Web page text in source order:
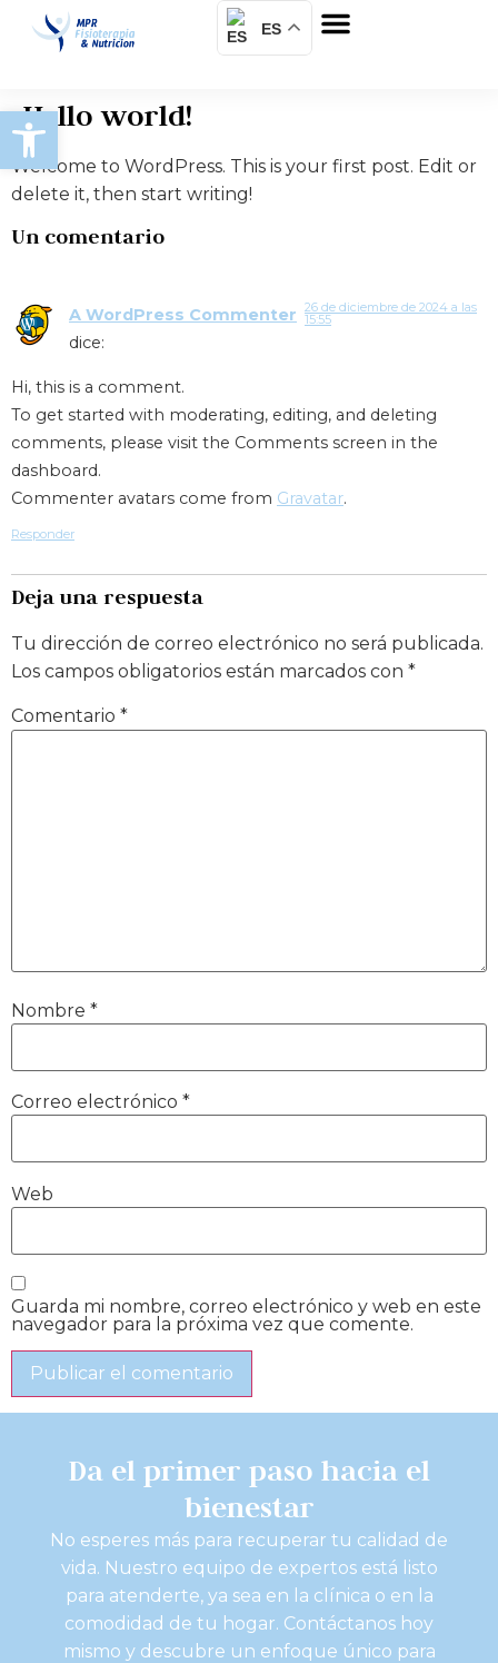
Abrir barra de herramientas
ES
Hello world!
Welcome to WordPress. This is your first post. Edit or
delete it, then start writing!
Un comentario
A WordPress Commenter
dice:
26 de diciembre de 2024 a las
15:55
Hi, this is a comment.
To get started with moderating, editing, and deleting
comments, please visit the Comments screen in the
dashboard.
Commenter avatars come from Gravatar.
Responder
Deja una respuesta
Tu dirección de correo electrónico no será publicada.
Los campos obligatorios están marcados con *
Comentario *
Nombre *
Correo electrónico *
Web
Guarda mi nombre, correo electrónico y web en este
navegador para la próxima vez que comente.
Da el primer paso hacia el
bienestar
No esperes más para recuperar tu calidad de
vida. Nuestro equipo de expertos está listo
para atenderte, ya sea en la clínica o en la
comodidad de tu hogar. Contáctanos hoy
mismo y descubre un enfoque único para